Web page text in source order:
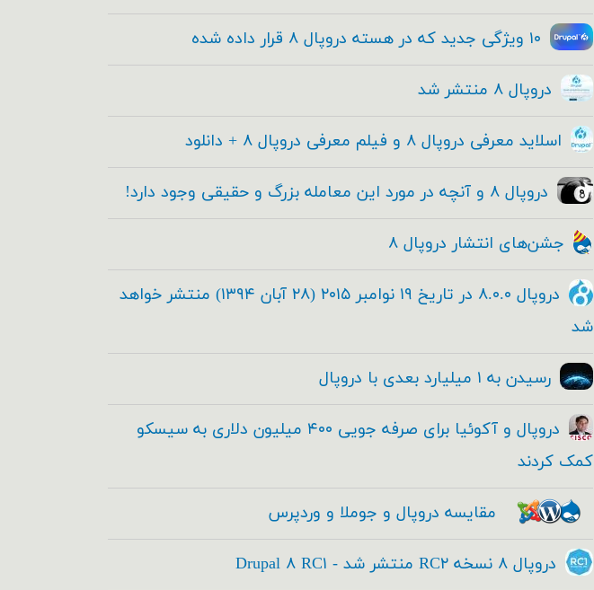
۱۰ ویژگی جدید که در هسته دروپال ۸ قرار داده شده
دروپال ۸ منتشر شد
اسلاید معرفی دروپال ۸ و فیلم معرفی دروپال ۸ + دانلود
دروپال ۸ و آنچه در مورد این معامله بزرگ و حقیقی وجود دارد!
جشن‌های انتشار دروپال ۸
دروپال ۸.۰.۰ در تاریخ ۱۹ نوامبر ۲۰۱۵ (۲۸ آبان ۱۳۹۴) منتشر خواهد
شد
رسیدن به ۱ میلیارد بعدی با دروپال
دروپال و آکوئیا برای صرفه جویی ۴۰۰ میلیون دلاری به سیسکو
کمک کردند
مقایسه دروپال و جوملا و وردپرس
دروپال ۸ نسخه RC۲ منتشر شد - Drupal ۸ RC۱